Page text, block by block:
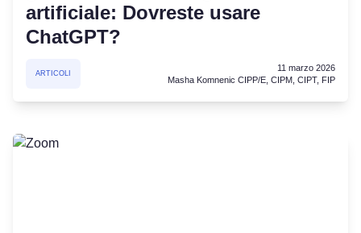
artificiale: Dovreste usare
ChatGPT?
ARTICOLI
11 marzo 2026
Masha Komnenic CIPP/E, CIPM, CIPT, FIP